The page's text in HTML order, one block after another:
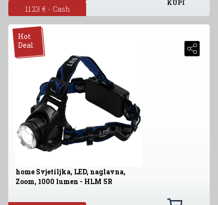
11.23 € - Cash
KUPI
Hot
Deal
home Svjetiljka, LED, naglavna,
Zoom, 1000 lumen - HLM 5R